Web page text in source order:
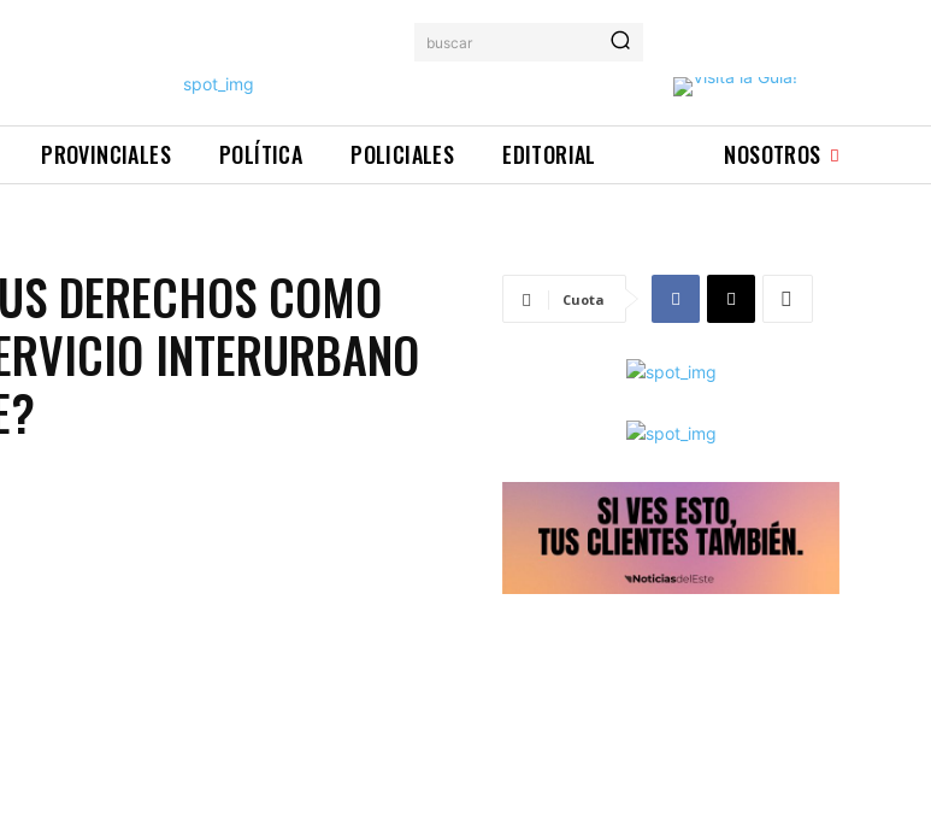
buscar
PROVINCIALES POLÍTICA POLICIALES EDITORIAL NOSOTROS
DERECHOS COMO
INTERURBANO
Cuota